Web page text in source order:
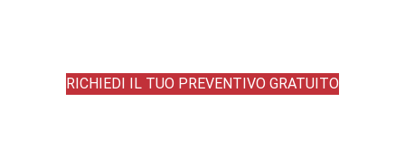
RICHIEDI IL TUO PREVENTIVO GRATUITO